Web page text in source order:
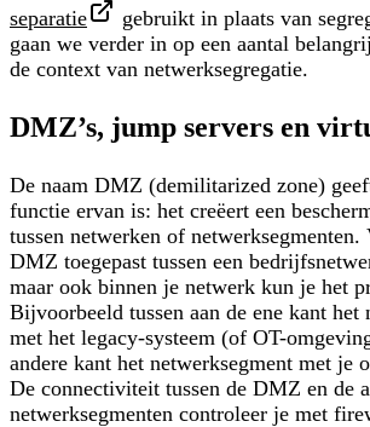
separatie
gebruikt in plaats van
gaan we verder in op een aantal
de context van netwerksegregatie.
DMZ’s, jump servers en
De naam DMZ (demilitarized zone)
functie ervan is: het creëert een
tussen netwerken of netwerksegmenten.
DMZ toegepast tussen een
maar ook binnen je netwerk kun je het
Bijvoorbeeld tussen aan de ene kant het
met het legacy-systeem (of OT-
andere kant het netwerksegment met je
De connectiviteit tussen de DMZ en de
netwerksegmenten controleer je met